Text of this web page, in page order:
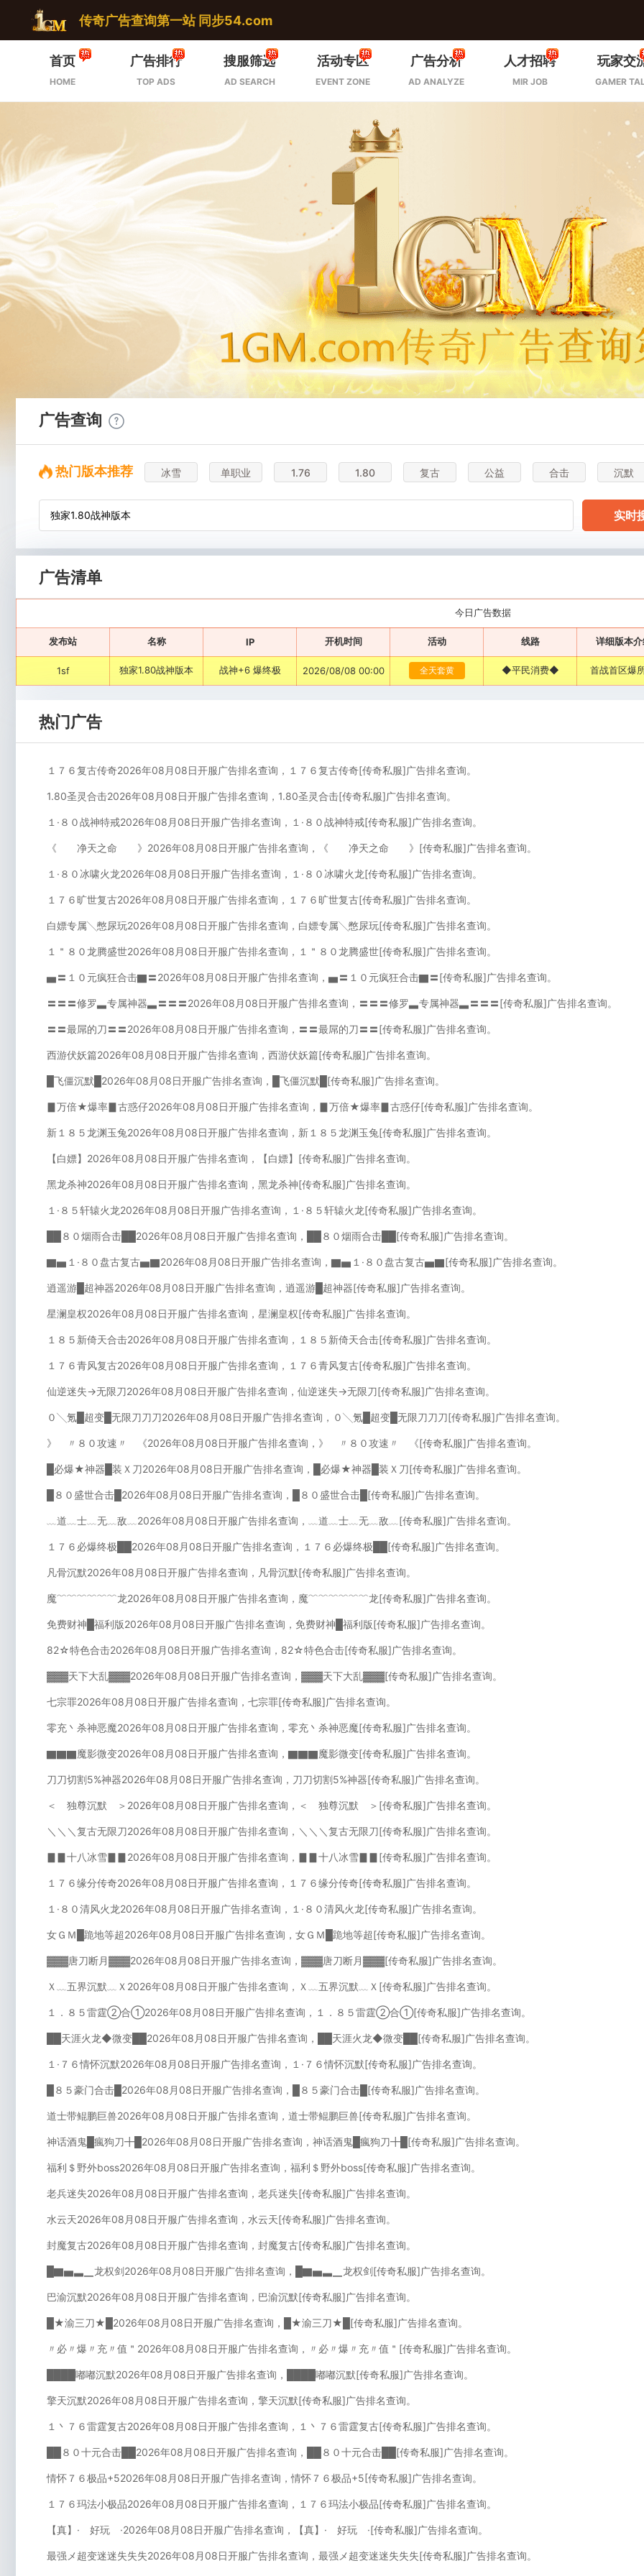
传奇广告查询第一站 同步54.com
首页
HOME
广告排行
TOP ADS
搜服筛选
AD SEARCH
活动专区
EVENT ZONE
广告分析
AD ANALYZE
人才招聘
MIR JOB
玩家交
GAMER
广告查询
热门版本推荐 冰雪 单职业 1.76 1.80 复古 公益 合击 沉默
实时
广告清单
今日广告数据
发布站 名称 IP 开机时间 活动 线路 详细版本
1sf 独家1.80战神版本 战神+6 爆终极 2026/08/08 00:00 全天套黄 ◆平民消费◆ 首战首区爆
热门广告
１７６复古传奇2026年08月08日开服广告排名查询，１７６复古传奇[传奇私服]广告排名查询。
1.80圣灵合击2026年08月08日开服广告排名查询，1.80圣灵合击[传奇私服]广告排名查询。
１·８０战神特戒2026年08月08日开服广告排名查询，１·８０战神特戒[传奇私服]广告排名查询。
《 净天之命 》2026年08月08日开服广告排名查询，《 净天之命 》[传奇私服]广告排名查询。
１·８０冰啸火龙2026年08月08日开服广告排名查询，１·８０冰啸火龙[传奇私服]广告排名查询。
１７６旷世复古2026年08月08日开服广告排名查询，１７６旷世复古[传奇私服]广告排名查询。
白嫖专属╲憋尿玩2026年08月08日开服广告排名查询，白嫖专属╲憋尿玩[传奇私服]广告排名查询。
１＂８０龙腾盛世2026年08月08日开服广告排名查询，１＂８０龙腾盛世[传奇私服]广告排名查询。
▅〓１０元疯狂合击▇〓2026年08月08日开服广告排名查询，▅〓１０元疯狂合击▇〓[传奇私服]广告排名查询。
〓〓〓修罗▃专属神器▃〓〓〓2026年08月08日开服广告排名查询，〓〓〓修罗▃专属神器▃〓〓〓[传奇私服]广告排名查询。
〓〓最屌的刀〓〓2026年08月08日开服广告排名查询，〓〓最屌的刀〓〓[传奇私服]广告排名查询。
西游伏妖篇2026年08月08日开服广告排名查询，西游伏妖篇[传奇私服]广告排名查询。
█飞僵沉默█2026年08月08日开服广告排名查询，█飞僵沉默█[传奇私服]广告排名查询。
▊万倍★爆率▊古惑仔2026年08月08日开服广告排名查询，▊万倍★爆率▊古惑仔[传奇私服]广告排名查询。
新１８５龙渊玉兔2026年08月08日开服广告排名查询，新１８５龙渊玉兔[传奇私服]广告排名查询。
【白嫖】2026年08月08日开服广告排名查询，【白嫖】[传奇私服]广告排名查询。
黑龙杀神2026年08月08日开服广告排名查询，黑龙杀神[传奇私服]广告排名查询。
１·８５轩辕火龙2026年08月08日开服广告排名查询，１·８５轩辕火龙[传奇私服]广告排名查询。
██８０烟雨合击██2026年08月08日开服广告排名查询，██８０烟雨合击██[传奇私服]广告排名查询。
▇▅１·８０盘古复古▅▇2026年08月08日开服广告排名查询，▇▅１·８０盘古复古▅▇[传奇私服]广告排名查询。
逍遥游█超神器2026年08月08日开服广告排名查询，逍遥游█超神器[传奇私服]广告排名查询。
星澜皇权2026年08月08日开服广告排名查询，星澜皇权[传奇私服]广告排名查询。
１８５新倚天合击2026年08月08日开服广告排名查询，１８５新倚天合击[传奇私服]广告排名查询。
１７６青风复古2026年08月08日开服广告排名查询，１７６青风复古[传奇私服]广告排名查询。
仙逆迷失→无限刀2026年08月08日开服广告排名查询，仙逆迷失→无限刀[传奇私服]广告排名查询。
０╲氪█超变█无限刀刀刀2026年08月08日开服广告排名查询，０╲氪█超变█无限刀刀刀[传奇私服]广告排名查询。
》 〃８０攻速〃 《2026年08月08日开服广告排名查询，》 〃８０攻速〃 《[传奇私服]广告排名查询。
█必爆★神器█装Ｘ刀2026年08月08日开服广告排名查询，█必爆★神器█装Ｘ刀[传奇私服]广告排名查询。
█８０盛世合击█2026年08月08日开服广告排名查询，█８０盛世合击█[传奇私服]广告排名查询。
﹏道﹏士﹏无﹏敌﹏2026年08月08日开服广告排名查询，﹏道﹏士﹏无﹏敌﹏[传奇私服]广告排名查询。
１７６必爆终极██2026年08月08日开服广告排名查询，１７６必爆终极██[传奇私服]广告排名查询。
凡骨沉默2026年08月08日开服广告排名查询，凡骨沉默[传奇私服]广告排名查询。
魔﹌﹌﹌﹌﹌﹌龙2026年08月08日开服广告排名查询，魔﹌﹌﹌﹌﹌﹌龙[传奇私服]广告排名查询。
免费财神█福利版2026年08月08日开服广告排名查询，免费财神█福利版[传奇私服]广告排名查询。
82☆特色合击2026年08月08日开服广告排名查询，82☆特色合击[传奇私服]广告排名查询。
▓▓▓天下大乱▓▓▓2026年08月08日开服广告排名查询，▓▓▓天下大乱▓▓▓[传奇私服]广告排名查询。
七宗罪2026年08月08日开服广告排名查询，七宗罪[传奇私服]广告排名查询。
零充丶杀神恶魔2026年08月08日开服广告排名查询，零充丶杀神恶魔[传奇私服]广告排名查询。
▇▇▇魔影微变2026年08月08日开服广告排名查询，▇▇▇魔影微变[传奇私服]广告排名查询。
刀刀切割5%神器2026年08月08日开服广告排名查询，刀刀切割5%神器[传奇私服]广告排名查询。
＜ 独尊沉默 ＞2026年08月08日开服广告排名查询，＜ 独尊沉默 ＞[传奇私服]广告排名查询。
＼＼＼复古无限刀2026年08月08日开服广告排名查询，＼＼＼复古无限刀[传奇私服]广告排名查询。
▊▊十八冰雪▊▊2026年08月08日开服广告排名查询，▊▊十八冰雪▊▊[传奇私服]广告排名查询。
１７６缘分传奇2026年08月08日开服广告排名查询，１７６缘分传奇[传奇私服]广告排名查询。
１·８０清风火龙2026年08月08日开服广告排名查询，１·８０清风火龙[传奇私服]广告排名查询。
女ＧＭ█跪地等超2026年08月08日开服广告排名查询，女ＧＭ█跪地等超[传奇私服]广告排名查询。
▓▓▓唐刀断月▓▓▓2026年08月08日开服广告排名查询，▓▓▓唐刀断月▓▓▓[传奇私服]广告排名查询。
Ｘ﹏五界沉默﹏Ｘ2026年08月08日开服广告排名查询，Ｘ﹏五界沉默﹏Ｘ[传奇私服]广告排名查询。
１．８５雷霆②合①2026年08月08日开服广告排名查询，１．８５雷霆②合①[传奇私服]广告排名查询。
██天涯火龙◆微变██2026年08月08日开服广告排名查询，██天涯火龙◆微变██[传奇私服]广告排名查询。
１·７６情怀沉默2026年08月08日开服广告排名查询，１·７６情怀沉默[传奇私服]广告排名查询。
█８５豪门合击█2026年08月08日开服广告排名查询，█８５豪门合击█[传奇私服]广告排名查询。
道士带鲲鹏巨兽2026年08月08日开服广告排名查询，道士带鲲鹏巨兽[传奇私服]广告排名查询。
神话酒鬼█瘋狗刀╋█2026年08月08日开服广告排名查询，神话酒鬼█瘋狗刀╋█[传奇私服]广告排名查询。
福利＄野外boss2026年08月08日开服广告排名查询，福利＄野外boss[传奇私服]广告排名查询。
老兵迷失2026年08月08日开服广告排名查询，老兵迷失[传奇私服]广告排名查询。
水云天2026年08月08日开服广告排名查询，水云天[传奇私服]广告排名查询。
封魔复古2026年08月08日开服广告排名查询，封魔复古[传奇私服]广告排名查询。
█▇▅▃▁龙权剑2026年08月08日开服广告排名查询，█▇▅▃▁龙权剑[传奇私服]广告排名查询。
巴渝沉默2026年08月08日开服广告排名查询，巴渝沉默[传奇私服]广告排名查询。
█★渝三刀★█2026年08月08日开服广告排名查询，█★渝三刀★█[传奇私服]广告排名查询。
〃必〃爆〃充〃值＂2026年08月08日开服广告排名查询，〃必〃爆〃充〃值＂[传奇私服]广告排名查询。
████嘟嘟沉默2026年08月08日开服广告排名查询，████嘟嘟沉默[传奇私服]广告排名查询。
擎天沉默2026年08月08日开服广告排名查询，擎天沉默[传奇私服]广告排名查询。
１丶７６雷霆复古2026年08月08日开服广告排名查询，１丶７６雷霆复古[传奇私服]广告排名查询。
██８０十元合击██2026年08月08日开服广告排名查询，██８０十元合击██[传奇私服]广告排名查询。
情怀７６极品+52026年08月08日开服广告排名查询，情怀７６极品+5[传奇私服]广告排名查询。
１７６玛法小极品2026年08月08日开服广告排名查询，１７６玛法小极品[传奇私服]广告排名查询。
【真】· 好玩 ·2026年08月08日开服广告排名查询，【真】· 好玩 ·[传奇私服]广告排名查询。
最强メ超变迷迷失失失2026年08月08日开服广告排名查询，最强メ超变迷迷失失失[传奇私服]广告排名查询。